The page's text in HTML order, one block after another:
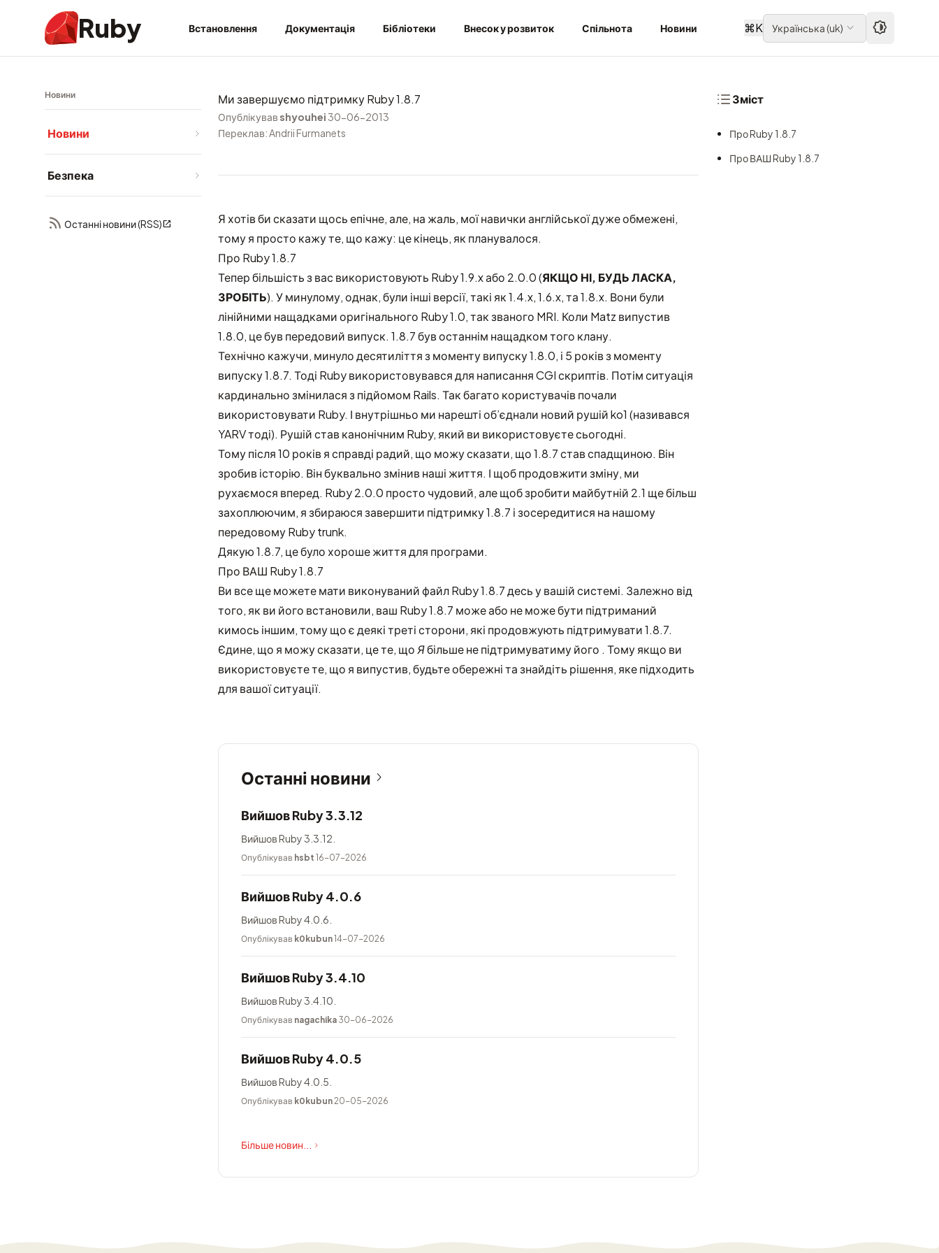
Ruby Встановлення Документація Бібліотеки Внесок у розвиток Спільнота Новини ⌘K Українська(uk)
Новини
Новини
Безпека
Останні новини (RSS)
Ми завершуємо підтримку Ruby 1.8.7
Опублікував shyouhei30-06-2013
Переклав: Andrii Furmanets
Я хотів би сказати щось епічне, але, на жаль, мої навички англійської дуже обмежені,
тому я просто кажу те, що кажу: це кінець, як планувалося.
Про Ruby 1.8.7
Тепер більшість з вас використовують Ruby 1.9.x або 2.0.0 (ЯКЩО НІ, БУДЬ ЛАСКА,
ЗРОБІТЬ). У минулому, однак, були інші версії, такі як 1.4.x, 1.6.x, та 1.8.x. Вони були
лінійними нащадками оригінального Ruby 1.0, так званого MRI. Коли Matz випустив
1.8.0, це був передовий випуск. 1.8.7 був останнім нащадком того клану.
Технічно кажучи, минуло десятиліття з моменту випуску 1.8.0, і 5 років з моменту
випуску 1.8.7. Тоді Ruby використовувався для написання CGI скриптів. Потім ситуація
кардинально змінилася з підйомом Rails. Так багато користувачів почали
використовувати Ruby. І внутрішньо ми нарешті об’єднали новий рушій ko1 (називався
YARV тоді). Рушій став канонічним Ruby, який ви використовуєте сьогодні.
Тому після 10 років я справді радий, що можу сказати, що 1.8.7 став спадщиною. Він
зробив історію. Він буквально змінив наші життя. І щоб продовжити зміну, ми
рухаємося вперед. Ruby 2.0.0 просто чудовий, але щоб зробити майбутній 2.1 ще більш
захоплюючим, я збираюся завершити підтримку 1.8.7 і зосередитися на нашому
передовому Ruby trunk.
Дякую 1.8.7, це було хороше життя для програми.
Про ВАШ Ruby 1.8.7
Ви все ще можете мати виконуваний файл Ruby 1.8.7 десь у вашій системі. Залежно від
того, як ви його встановили, ваш Ruby 1.8.7 може або не може бути підтриманий
кимось іншим, тому що є деякі треті сторони, які продовжують підтримувати 1.8.7.
Єдине, що я можу сказати, це те, що Ябільше не підтримуватиму його . Тому якщо ви
використовуєте те, що я випустив, будьте обережні та знайдіть рішення, яке підходить
для вашої ситуації.
Останні новини
Вийшов Ruby 3.3.12
Вийшов Ruby 3.3.12.
Опублікував hsbt 16-07-2026
Вийшов Ruby 4.0.6
Вийшов Ruby 4.0.6.
Опублікував k0kubun14-07-2026
Вийшов Ruby 3.4.10
Вийшов Ruby 3.4.10.
Опублікував nagachika 30-06-2026
Вийшов Ruby 4.0.5
Вийшов Ruby 4.0.5.
Опублікував k0kubun20-05-2026
Більше новин...
Зміст
Про Ruby 1.8.7
Про ВАШ Ruby 1.8.7